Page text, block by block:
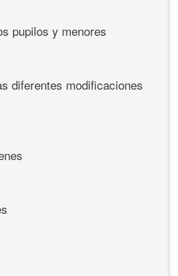
pupilos y menores
diferentes modificaciones